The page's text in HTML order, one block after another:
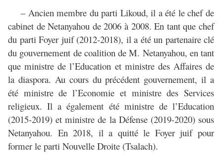
– Ancien membre du parti Likoud, il a été le chef de
cabinet de Netanyahou de 2006 à 2008. En tant que chef
du parti Foyer juif (2012-2018), il a été un partenaire clé
du gouvernement de coalition de M. Netanyahou, en tant
que ministre de l’Education et ministre des Affaires de
la diaspora. Au cours du précédent gouvernement, il a
été ministre de l’Economie et ministre des Services
religieux. Il a également été ministre de l’Education
(2015-2019) et ministre de la Défense (2019-2020) sous
Netanyahou. En 2018, il a quitté le Foyer juif pour
former le parti Nouvelle Droite (Tsalach).